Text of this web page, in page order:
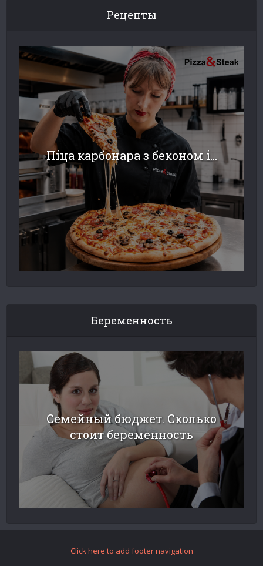
Рецепты
Піца карбонара з беконом і...
Беременность
Семейный бюджет. Сколько
стоит беременность
Click here to add footer navigation